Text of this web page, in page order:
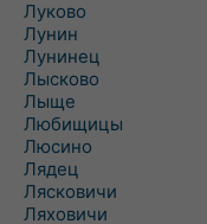
Луково
Лунин
Лунинец
Лысково
Лыще
Любищицы
Люсино
Лядец
Лясковичи
Ляховичи